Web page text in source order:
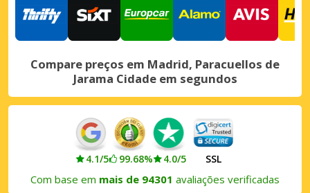
Compare preços em Madrid, Paracuellos de
Jarama Cidade em segundos
4.1/5 99.68% 4.0/5 SSL
Com base em mais de 94301 avaliações verificadas